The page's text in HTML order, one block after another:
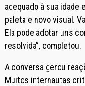
adequado à sua idade
paleta e novo visual.
Ela pode adotar uns
resolvida”, completou.
A conversa gerou
Muitos internautas